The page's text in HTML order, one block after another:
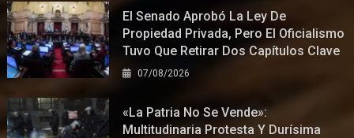
El Senado Aprobó La Ley De
Propiedad Privada, Pero El Oficialismo
Tuvo Que Retirar Dos Capítulos Clave
07/08/2026
«La Patria No Se Vende»:
Multitudinaria Protesta Y Durísima